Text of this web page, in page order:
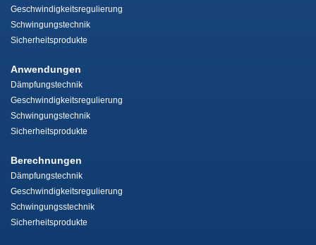
Geschwindigkeitsregulierung
Schwingungstechnik
Sicherheitsprodukte
Anwendungen
Dämpfungstechnik
Geschwindigkeitsregulierung
Schwingungstechnik
Sicherheitsprodukte
Berechnungen
Dämpfungstechnik
Geschwindigkeitsregulierung
Schwingungsstechnik
Sicherheitsprodukte